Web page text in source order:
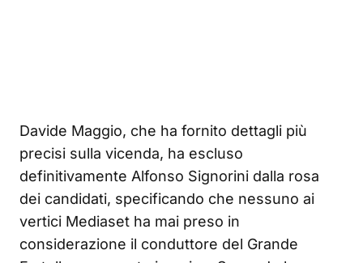
Davide Maggio, che ha fornito dettagli più
precisi sulla vicenda, ha escluso
definitivamente Alfonso Signorini dalla rosa
dei candidati, specificando che nessuno ai
vertici Mediaset ha mai preso in
considerazione il conduttore del Grande